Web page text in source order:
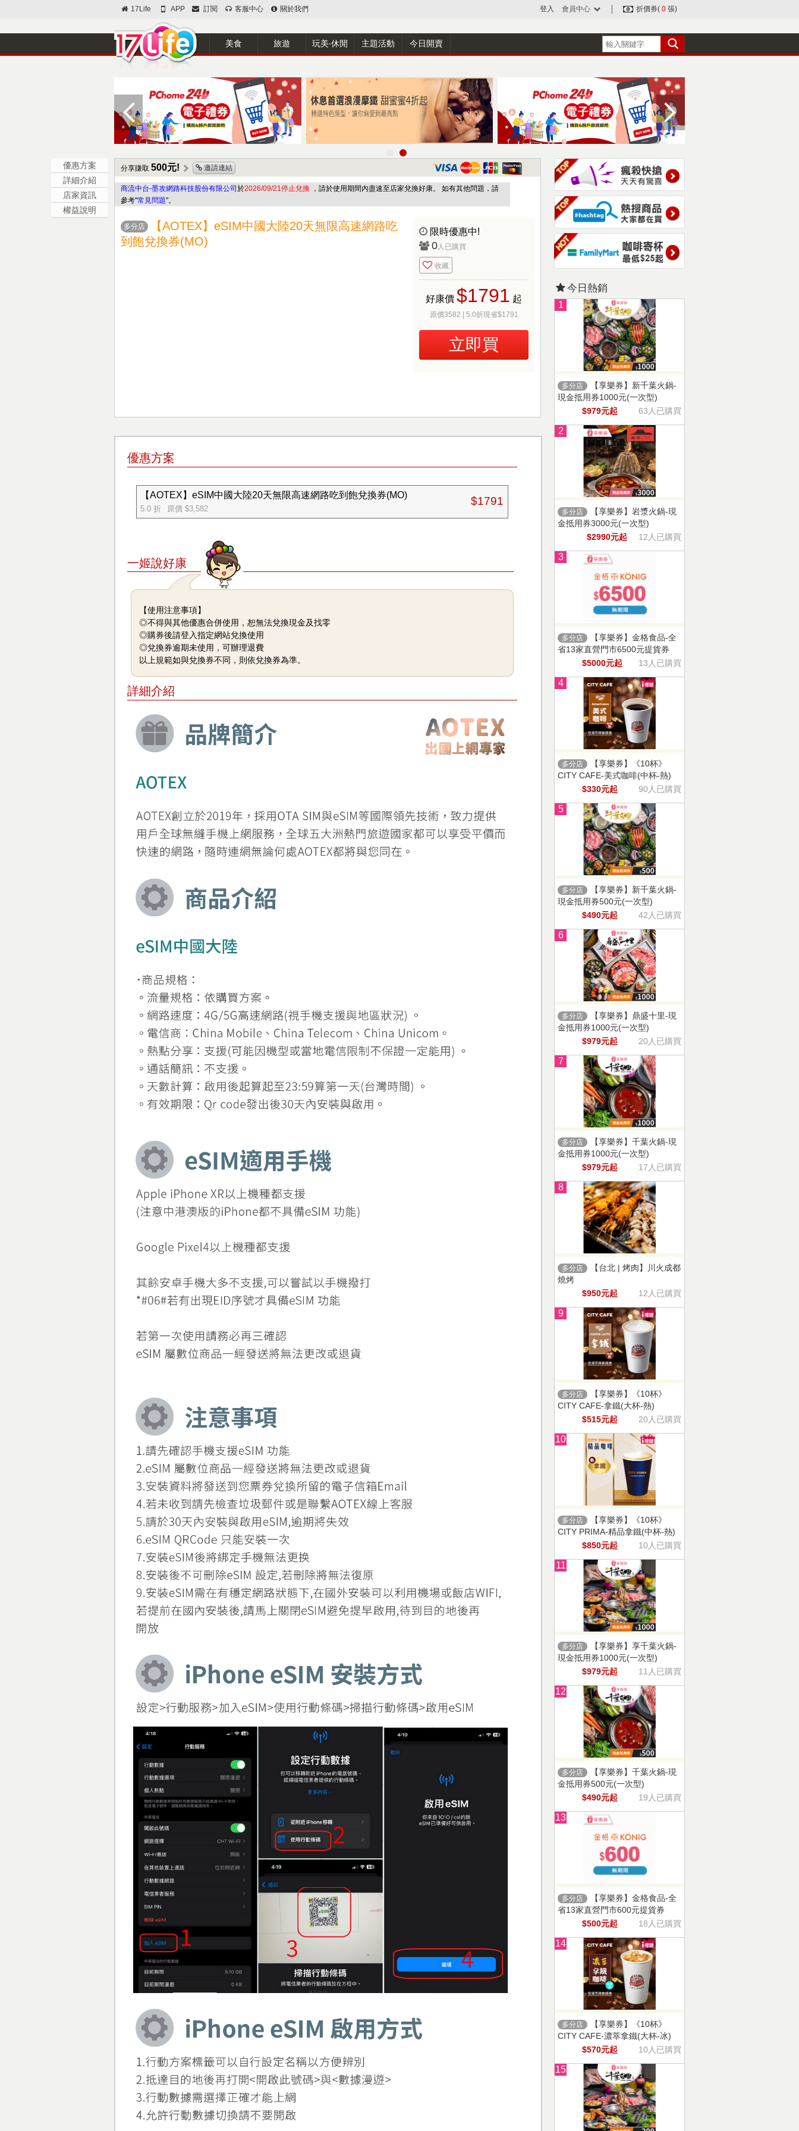
17Life APP 訂閱 客服中心 關於我們 登入 會員中心 折價券( 0 張)
美食 旅遊 玩美‧休閒 主題活動 今日開賣
優惠方案
詳細介紹
店家資訊
權益說明
分享賺取 500元! 邀請連結
商流中台-墨攻網路科技股份有限公司 於2026/09/21停止兌換 ，請於使用期間內盡速至店家兌換好康。 如有其他問題，請
參考"常見問題"。
多分店
【AOTEX】eSIM中國大陸20天無限高速網路吃
到飽兌換券(MO)
限時優惠中!
0人已購買
收藏
好康價 $1791 起
原價3582 | 5.0折現省$1791
立即買
優惠方案
【AOTEX】eSIM中國大陸20天無限高速網路吃到飽兌換券(MO)
5.0 折 原價 $3,582
$1791
一姬說好康
【使用注意事項】
◎不得與其他優惠合併使用，恕無法兌換現金及找零
◎購券後請登入指定網站兌換使用
◎兌換券逾期未使用，可辦理退費
以上規範如與兌換券不同，則依兌換券為準。
詳細介紹
今日熱銷
1
多分店
【享樂券】新千葉火鍋-
現金抵用券1000元(一次型)
$979元起
63人已購買
2
多分店
【享樂券】岩漿火鍋-現
金抵用券3000元(一次型)
$2990元起
12人已購買
3
多分店
【享樂券】金格食品-全
省13家直營門市6500元提貨券
$5000元起
13人已購買
4
多分店
【享樂券】《10杯》
CITY CAFE-美式咖啡(中杯-熱)
$330元起
90人已購買
5
多分店
【享樂券】新千葉火鍋-
現金抵用券500元(一次型)
$490元起
42人已購買
6
多分店
【享樂券】鼎盛十里-現
金抵用券1000元(一次型)
$979元起
20人已購買
7
多分店
【享樂券】千葉火鍋-現
金抵用券1000元(一次型)
$979元起
17人已購買
8
多分店
【台北 | 烤肉】川火成都
燒烤
$950元起
12人已購買
9
多分店
【享樂券】《10杯》
CITY CAFE-拿鐵(大杯-熱)
$515元起
20人已購買
10
多分店
【享樂券】《10杯》
CITY PRIMA-精品拿鐵(中杯-熱)
$850元起
10人已購買
11
多分店
【享樂券】享千葉火鍋-
現金抵用券1000元(一次型)
$979元起
11人已購買
12
多分店
【享樂券】千葉火鍋-現
金抵用券500元(一次型)
$490元起
19人已購買
13
多分店
【享樂券】金格食品-全
省13家直營門市600元提貨券
$500元起
18人已購買
14
多分店
【享樂券】《10杯》
CITY CAFE-濃萃拿鐵(大杯-冰)
$570元起
10人已購買
15